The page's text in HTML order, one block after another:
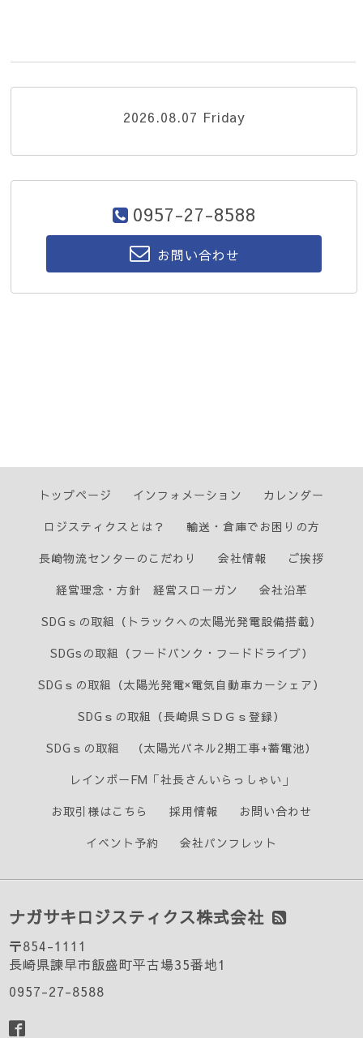
2026.08.07 Friday
0957-27-8588
お問い合わせ
トップページ インフォメーション
カレンダー
ロジスティクスとは？
輸送・倉庫でお困りの方
長崎物流センターのこだわり
会社情報
ご挨拶
経営理念・方針 経営スローガン
会社沿革
SDGｓの取組（トラックへの太陽光発電設備搭載）
SDGsの取組（フードバンク・フードドライブ）
SDGｓの取組（太陽光発電×電気自動車カーシェア）
SDGｓの取組（長崎県ＳＤＧｓ登録）
SDGｓの取組 （太陽光パネル2期工事+蓄電池）
レインボーFM「社長さんいらっしゃい」
お取引様はこちら
採用情報
お問い合わせ
イベント予約
会社パンフレット
ナガサキロジスティクス株式会社
〒854-1111
長崎県諫早市飯盛町平古場35番地1
0957-27-8588